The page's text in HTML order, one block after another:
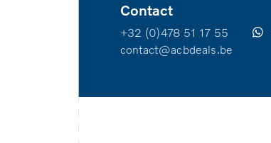
Contact
+32 (0)478 51 17 55
contact@acbdeals.be